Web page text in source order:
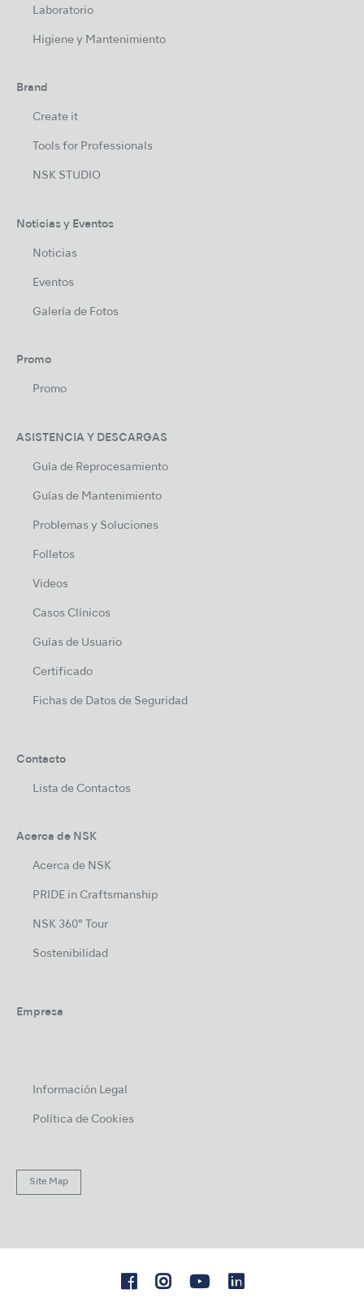
Laboratorio
Higiene y Mantenimiento
Brand
Create it
Tools for Professionals
NSK STUDIO
Noticias y Eventos
Noticias
Eventos
Galería de Fotos
Promo
Promo
ASISTENCIA Y DESCARGAS
Guía de Reprocesamiento
Guías de Mantenimiento
Problemas y Soluciones
Folletos
Videos
Casos Clínicos
Guías de Usuario
Certificado
Fichas de Datos de Seguridad
Contacto
Lista de Contactos
Acerca de NSK
Acerca de NSK
PRIDE in Craftsmanship
NSK 360° Tour
Sostenibilidad
Empresa
Información Legal
Política de Cookies
Site Map